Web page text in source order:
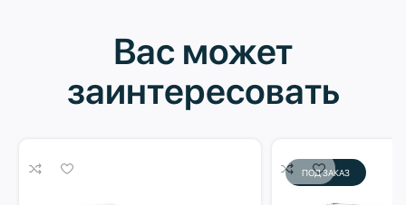
Вас может
заинтересовать
ПОД ЗАКАЗ